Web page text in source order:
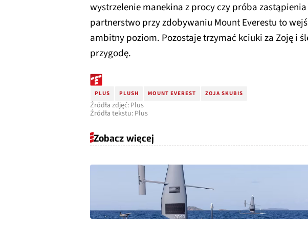
wystrzelenie manekina z procy czy próba
partnerstwo przy zdobywaniu Mount Everestu to
ambitny poziom. Pozostaje trzymać kciuki za Zoję i
przygodę.
PLUS PLUSH MOUNT EVEREST ZOJA SKUBIS
Źródła zdjęć: Plus
Źródła tekstu: Plus
Zobacz więcej